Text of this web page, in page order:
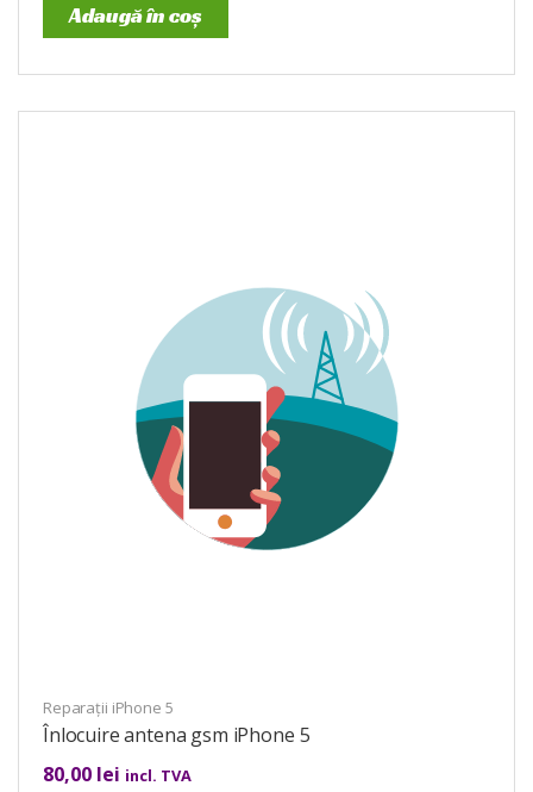
Adaugă în coș
Reparații iPhone 5
Înlocuire antena gsm iPhone 5
80,00 lei incl. TVA